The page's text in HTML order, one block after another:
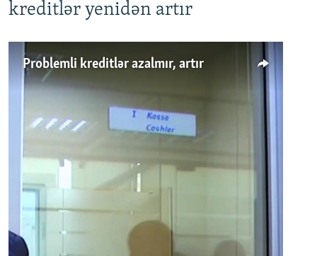
kreditlər yenidən artır
Problemli kreditlər azalmır, artır